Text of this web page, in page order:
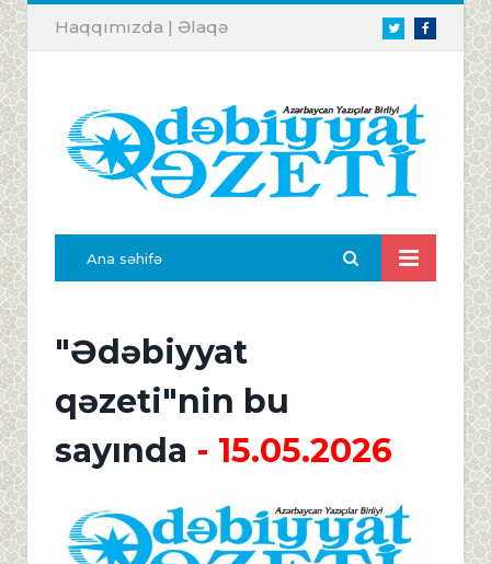
TwitterFacebook
Haqqımızda | Əlaqə
Ana səhifə
"Ədəbiyyat
qəzeti"nin bu
sayında - 15.05.2026